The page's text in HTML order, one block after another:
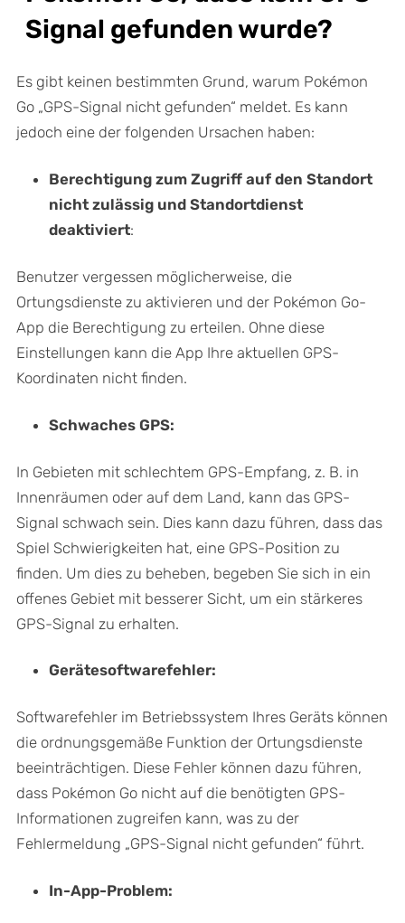
Signal gefunden wurde?
Es gibt keinen bestimmten Grund, warum Pokémon
Go „GPS-Signal nicht gefunden“ meldet. Es kann
jedoch eine der folgenden Ursachen haben:
Berechtigung zum Zugriff auf den Standort
nicht zulässig und Standortdienst
deaktiviert:
Benutzer vergessen möglicherweise, die
Ortungsdienste zu aktivieren und der Pokémon Go-
App die Berechtigung zu erteilen. Ohne diese
Einstellungen kann die App Ihre aktuellen GPS-
Koordinaten nicht finden.
Schwaches GPS:
In Gebieten mit schlechtem GPS-Empfang, z. B. in
Innenräumen oder auf dem Land, kann das GPS-
Signal schwach sein. Dies kann dazu führen, dass das
Spiel Schwierigkeiten hat, eine GPS-Position zu
finden. Um dies zu beheben, begeben Sie sich in ein
offenes Gebiet mit besserer Sicht, um ein stärkeres
GPS-Signal zu erhalten.
Gerätesoftwarefehler:
Softwarefehler im Betriebssystem Ihres Geräts können
die ordnungsgemäße Funktion der Ortungsdienste
beeinträchtigen. Diese Fehler können dazu führen,
dass Pokémon Go nicht auf die benötigten GPS-
Informationen zugreifen kann, was zu der
Fehlermeldung „GPS-Signal nicht gefunden“ führt.
In-App-Problem: